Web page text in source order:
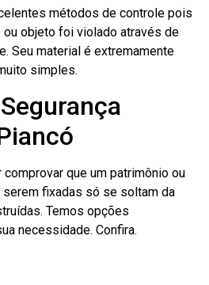
métodos de controle pois
objeto foi violado através de
Seu material é extremamente
simples.
que um patrimônio ou
fixadas só se soltam da
Temos opções
necessidade. Confira.